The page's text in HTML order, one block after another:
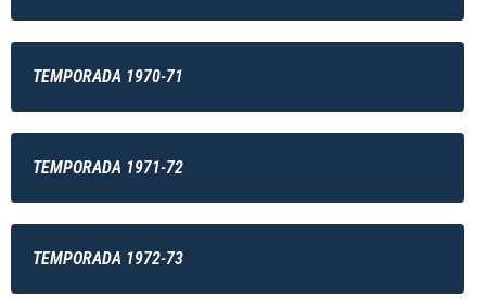
TEMPORADA 1970-71
TEMPORADA 1971-72
TEMPORADA 1972-73